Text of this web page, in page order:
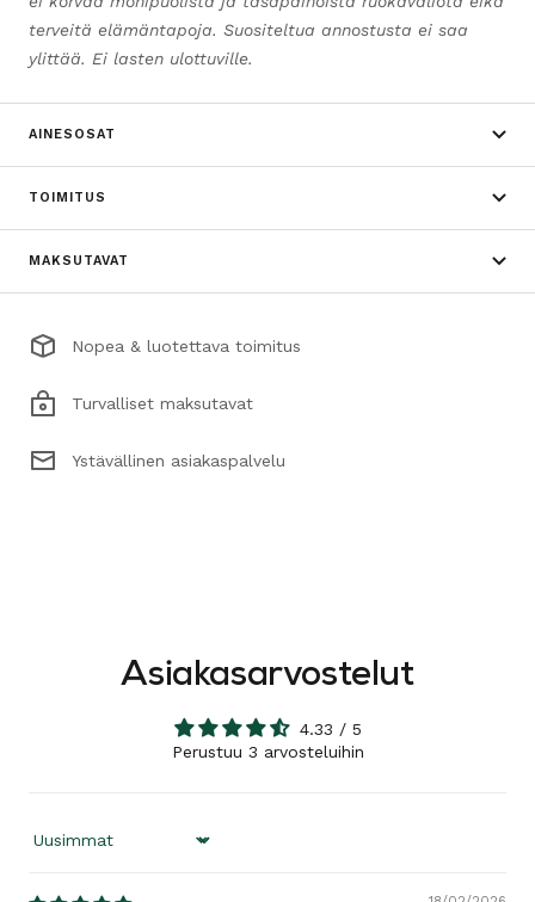
terveitä elämäntapoja. Suositeltua annostusta ei saa
ylittää. Ei lasten ulottuville.
AINESOSAT
TOIMITUS
MAKSUTAVAT
Nopea & luotettava toimitus
Turvalliset maksutavat
Ystävällinen asiakaspalvelu
Asiakasarvostelut
4.33 / 5
Perustuu 3 arvosteluihin
Sort by